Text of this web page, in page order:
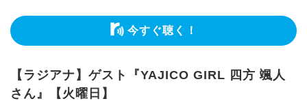
今すぐ聴く！
【ラジアナ】ゲスト『YAJICO GIRL 四方 颯人
さん』【火曜日】